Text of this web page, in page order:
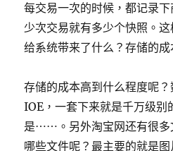
每交易一次的时候，都记录
少次交易就有多少个快照。这
给系统带来了什么？存储的成
存储的成本高到什么程度呢
IOE，一套下来就是千万级别
是⋯⋯。另外淘宝网还有很多
哪些文件呢？最主要的就是